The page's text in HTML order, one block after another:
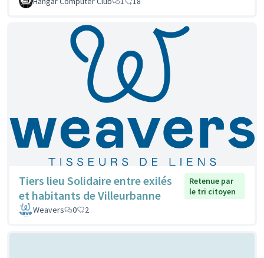
Tiers lieu Solidaire entre exilés
et habitants de Villeurbanne
Retenue par
le tri citoyen
Weavers
0 2